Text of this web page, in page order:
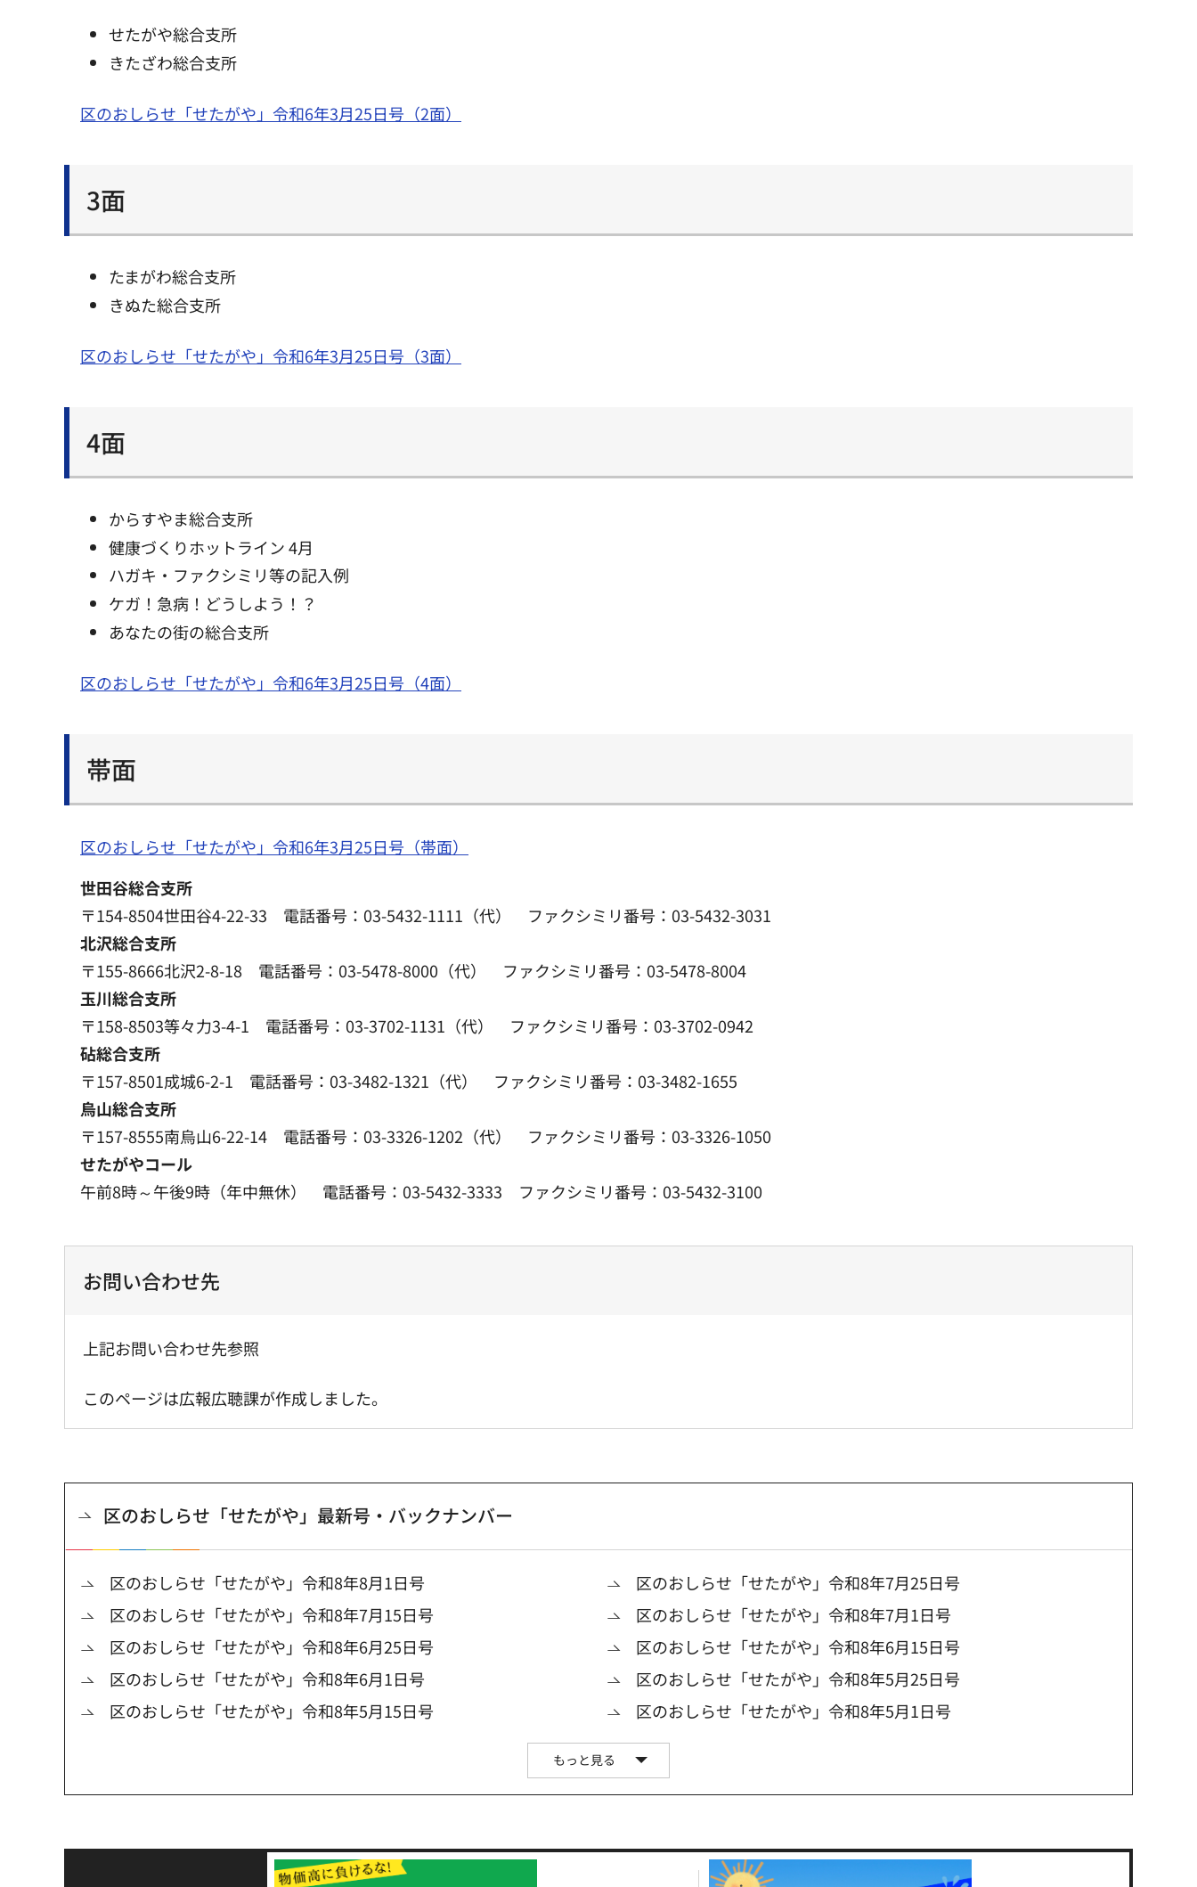
せたがや総合支所
きたざわ総合支所
区のおしらせ「せたがや」令和6年3月25日号（2面）
3面
たまがわ総合支所
きぬた総合支所
区のおしらせ「せたがや」令和6年3月25日号（3面）
4面
からすやま総合支所
健康づくりホットライン 4月
ハガキ・ファクシミリ等の記入例
ケガ！急病！どうしよう！？
あなたの街の総合支所
区のおしらせ「せたがや」令和6年3月25日号（4面）
帯面
区のおしらせ「せたがや」令和6年3月25日号（帯面）
世田谷総合支所
〒154-8504世田谷4-22-33 電話番号：03-5432-1111（代） ファクシミリ番号：03-5432-3031
北沢総合支所
〒155-8666北沢2-8-18 電話番号：03-5478-8000（代） ファクシミリ番号：03-5478-8004
玉川総合支所
〒158-8503等々力3-4-1 電話番号：03-3702-1131（代） ファクシミリ番号：03-3702-0942
砧総合支所
〒157-8501成城6-2-1 電話番号：03-3482-1321（代） ファクシミリ番号：03-3482-1655
烏山総合支所
〒157-8555南烏山6-22-14 電話番号：03-3326-1202（代） ファクシミリ番号：03-3326-1050
せたがやコール
午前8時～午後9時（年中無休） 電話番号：03-5432-3333 ファクシミリ番号：03-5432-3100
お問い合わせ先
上記お問い合わせ先参照
このページは広報広聴課が作成しました。
区のおしらせ「せたがや」最新号・バックナンバー
区のおしらせ「せたがや」令和8年8月1日号
区のおしらせ「せたがや」令和8年7月25日号
区のおしらせ「せたがや」令和8年7月15日号
区のおしらせ「せたがや」令和8年7月1日号
区のおしらせ「せたがや」令和8年6月25日号
区のおしらせ「せたがや」令和8年6月15日号
区のおしらせ「せたがや」令和8年6月1日号
区のおしらせ「せたがや」令和8年5月25日号
区のおしらせ「せたがや」令和8年5月15日号
区のおしらせ「せたがや」令和8年5月1日号
もっと見る